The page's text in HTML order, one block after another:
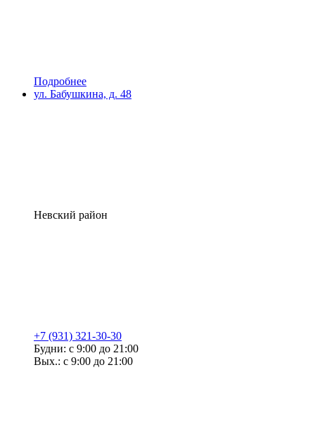
Подробнее
ул. Бабушкина, д. 48
Невский район
+7 (931) 321-30-30
Будни: с 9:00 до 21:00
Вых.: с 9:00 до 21:00